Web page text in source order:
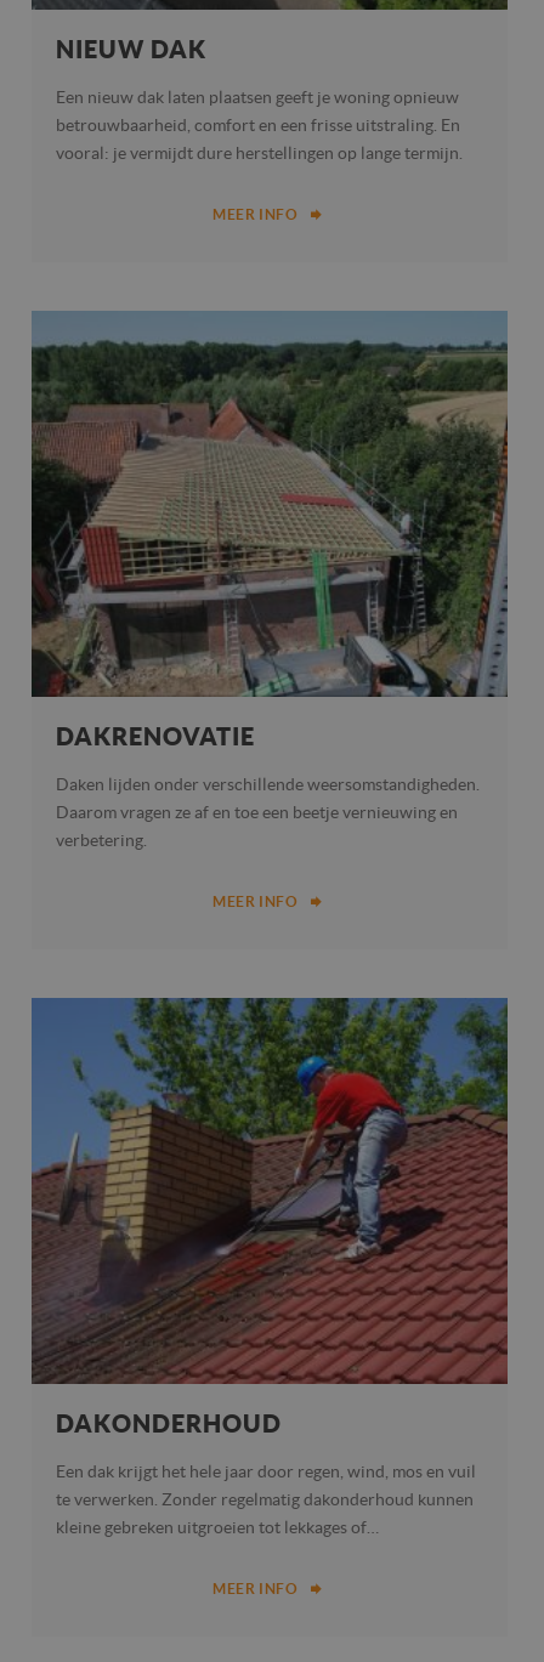
NIEUW DAK
Een nieuw dak laten plaatsen geeft je woning opnieuw
betrouwbaarheid, comfort en een frisse uitstraling. En
vooral: je vermijdt dure herstellingen op lange termijn.
MEER INFO
DAKRENOVATIE
Daken lijden onder verschillende weersomstandigheden.
Daarom vragen ze af en toe een beetje vernieuwing en
verbetering.
MEER INFO
DAKONDERHOUD
Een dak krijgt het hele jaar door regen, wind, mos en vuil
te verwerken. Zonder regelmatig dakonderhoud kunnen
kleine gebreken uitgroeien tot lekkages of…
MEER INFO